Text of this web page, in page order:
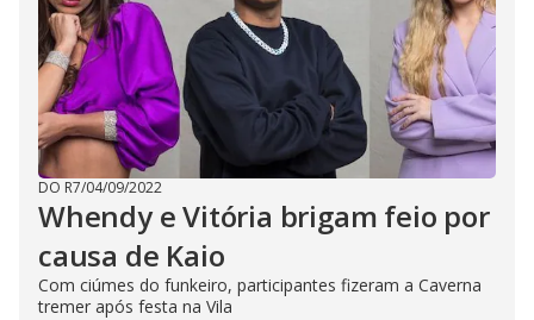
DO R7/04/09/2022
Whendy e Vitória brigam feio por
causa de Kaio
Com ciúmes do funkeiro, participantes fizeram a Caverna
tremer após festa na Vila